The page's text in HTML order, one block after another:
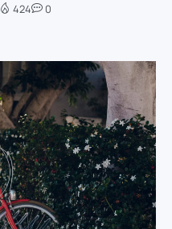
424 0